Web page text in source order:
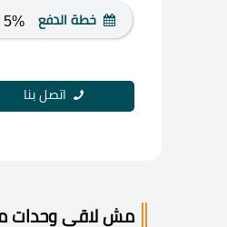
خطة الدفع 5% مقدم وتقسيط على 10 سنوات
اتصل بنا
مش لاقي وحدات